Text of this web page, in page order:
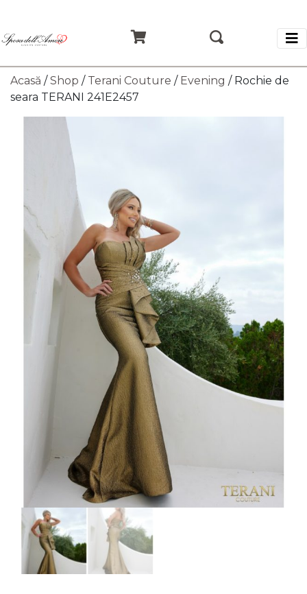
Acasă /Shop / Terani Couture / Evening / Rochie de
seara TERANI 241E2457